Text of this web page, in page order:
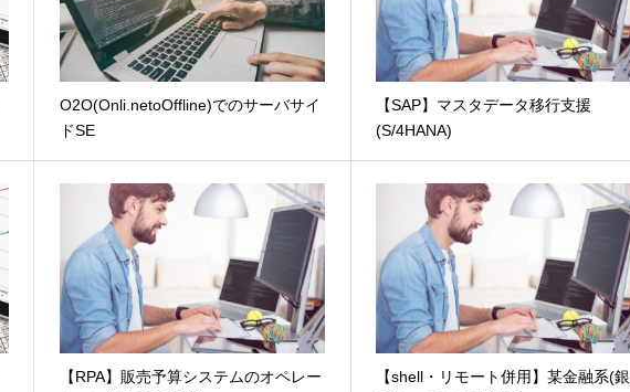
O2O(Onli.netoOffline)でのサーバサイ
ドSE
【SAP】マスタデータ移行支援
(S/4HANA)
【RPA】販売予算システムのオペレー
【shell・リモート併用】某金融系(銀